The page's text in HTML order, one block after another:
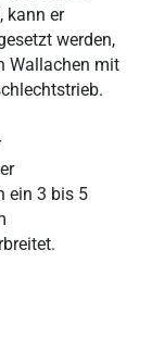
kann er
werden,
Wallachen mit
ein 3 bis 5